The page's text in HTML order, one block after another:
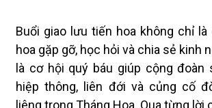
Buổi giao lưu tiến hoa không chỉ
hoa gặp gỡ, học hỏi và chia sẻ kinh
là cơ hội quý báu giúp cộng đoàn
hiệp thông, liên đới và củng cố
liêng trong Tháng Hoa. Qua từng lời